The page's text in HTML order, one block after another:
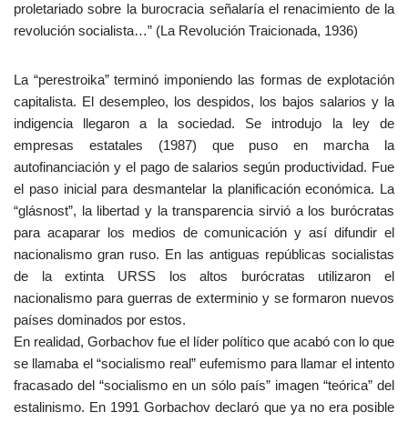
proletariado sobre la burocracia señalaría el renacimiento de la
revolución socialista…” (La Revolución Traicionada, 1936)
La “perestroika” terminó imponiendo las formas de explotación
capitalista. El desempleo, los despidos, los bajos salarios y la
indigencia llegaron a la sociedad. Se introdujo la ley de
empresas estatales (1987) que puso en marcha la
autofinanciación y el pago de salarios según productividad. Fue
el paso inicial para desmantelar la planificación económica. La
“glásnost”, la libertad y la transparencia sirvió a los burócratas
para acaparar los medios de comunicación y así difundir el
nacionalismo gran ruso. En las antiguas repúblicas socialistas
de la extinta URSS los altos burócratas utilizaron el
nacionalismo para guerras de exterminio y se formaron nuevos
países dominados por estos.
En realidad, Gorbachov fue el líder político que acabó con lo que
se llamaba el “socialismo real” eufemismo para llamar el intento
fracasado del “socialismo en un sólo país” imagen “teórica” del
estalinismo. En 1991 Gorbachov declaró que ya no era posible